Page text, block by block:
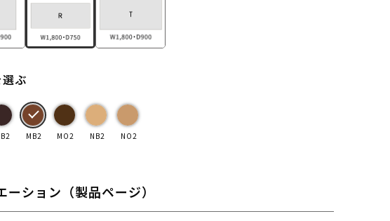
ぶ
MB2 MO2 NB2 NO2
ーション（製品ページ）